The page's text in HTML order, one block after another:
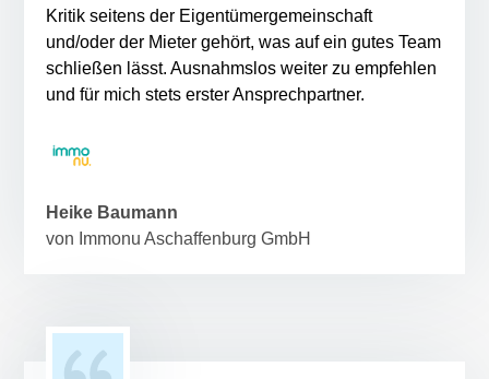
Kritik seitens der Eigentümergemeinschaft
und/oder der Mieter gehört, was auf ein gutes Team
schließen lässt. Ausnahmslos weiter zu empfehlen
und für mich stets erster Ansprechpartner.
Heike Baumann
von Immonu Aschaffenburg GmbH